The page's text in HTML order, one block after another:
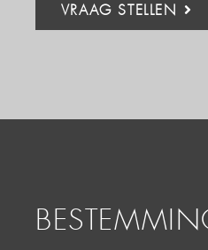
VRAAG STELLEN